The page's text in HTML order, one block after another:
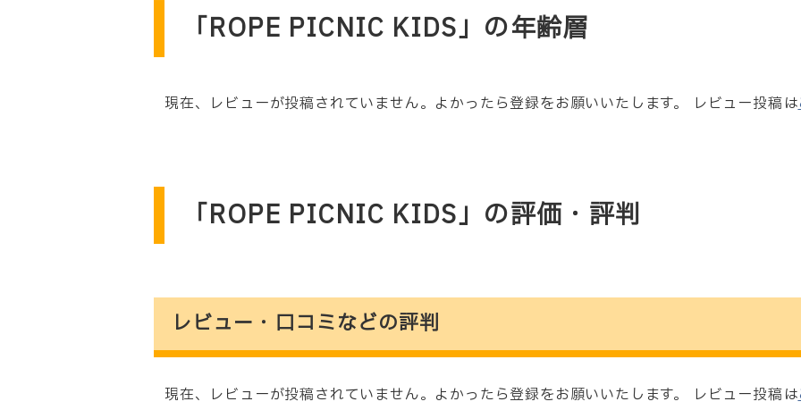
「ROPE PICNIC KIDS」の年齢層
現在、レビューが投稿されていません。よかったら登録をお願いいたします。 レビュー投稿は
「ROPE PICNIC KIDS」の評価・評判
レビュー・口コミなどの評判
現在、レビューが投稿されていません。よかったら登録をお願いいたします。 レビュー投稿は